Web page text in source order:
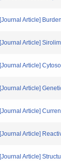
[Journal Article]
[Journal Article]
[Journal Article]
[Journal Article]
[Journal Article]
[Journal Article]
[Journal Article]